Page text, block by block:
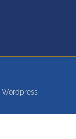
Wordpress